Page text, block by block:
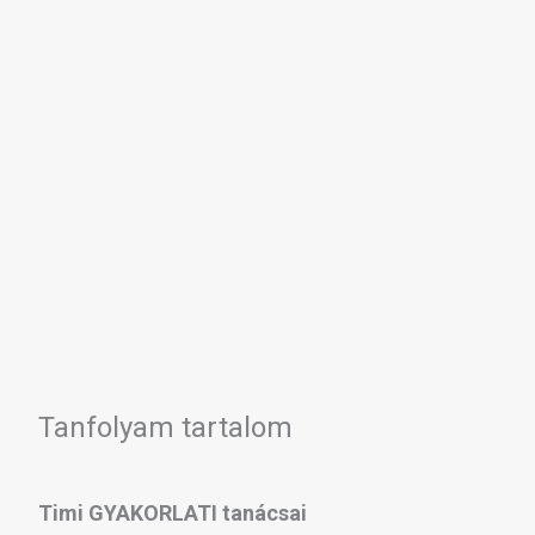
Tanfolyam tartalom
Timi GYAKORLATI tanácsai